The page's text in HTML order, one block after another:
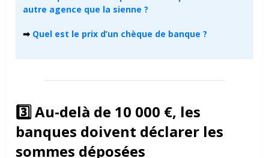
autre agence que la sienne ?
➡ Quel est le prix d’un chèque de banque ?
3️⃣ Au-delà de 10 000 €, les
banques doivent déclarer les
sommes déposées